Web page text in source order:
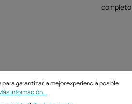
garantizar la mejor experiencia posible.
información...